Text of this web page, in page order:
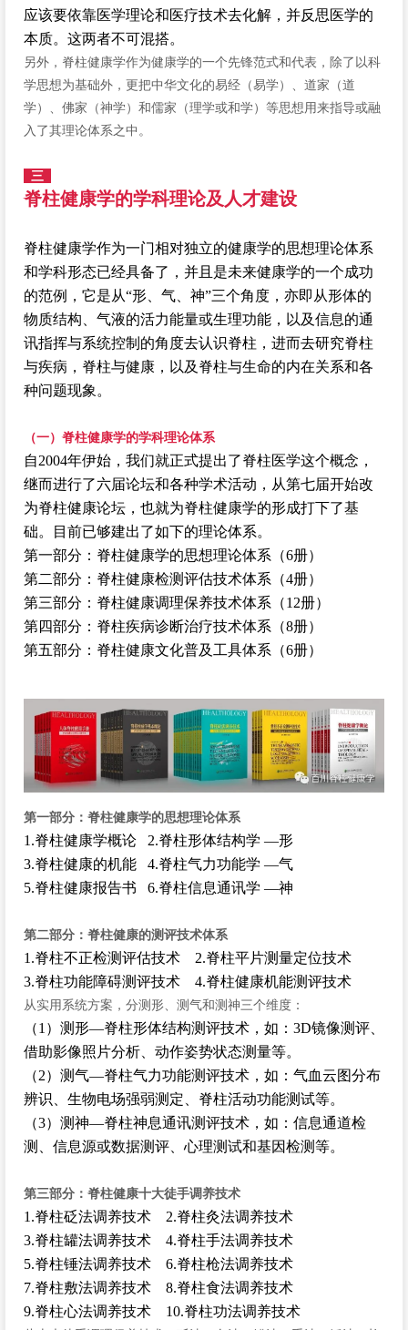
应该要依靠医学理论和医疗技术去化解，并反思医学的
本质。这两者不可混搭。
另外，脊柱健康学作为健康学的一个先锋范式和代表，除了以科
学思想为基础外，更把中华文化的易经（易学）、道家（道
学）、佛家（神学）和儒家（理学或和学）等思想用来指导或融
入了其理论体系之中。
三
脊柱健康学的学科理论及人才建设
脊柱健康学作为一门相对独立的健康学的思想理论体系
和学科形态已经具备了，并且是未来健康学的一个成功
的范例，它是从“形、气、神”三个角度，亦即从形体的
物质结构、气液的活力能量或生理功能，以及信息的通
讯指挥与系统控制的角度去认识脊柱，进而去研究脊柱
与疾病，脊柱与健康，以及脊柱与生命的内在关系和各
种问题现象。
（一）脊柱健康学的学科理论体系
自2004年伊始，我们就正式提出了脊柱医学这个概念，
继而进行了六届论坛和各种学术活动，从第七届开始改
为脊柱健康论坛，也就为脊柱健康学的形成打下了基
础。目前已够建出了如下的理论体系。
第一部分：脊柱健康学的思想理论体系（6册）
第二部分：脊柱健康检测评估技术体系（4册）
第三部分：脊柱健康调理保养技术体系（12册）
第四部分：脊柱疾病诊断治疗技术体系（8册）
第五部分：脊柱健康文化普及工具体系（6册）
第一部分：脊柱健康学的思想理论体系
1.脊柱健康学概论 2.脊柱形体结构学 —形
3.脊柱健康的机能 4.脊柱气力功能学 —气
5.脊柱健康报告书 6.脊柱信息通讯学 —神
第二部分：脊柱健康的测评技术体系
1.脊柱不正检测评估技术 2.脊柱平片测量定位技术
3.脊柱功能障碍测评技术 4.脊柱健康机能测评技术
从实用系统方案，分测形、测气和测神三个维度：
（1）测形—脊柱形体结构测评技术，如：3D镜像测评、
借助影像照片分析、动作姿势状态测量等。
（2）测气—脊柱气力功能测评技术，如：气血云图分布
辨识、生物电场强弱测定、脊柱活动功能测试等。
（3）测神—脊柱神息通讯测评技术，如：信息通道检
测、信息源或数据测评、心理测试和基因检测等。
第三部分：脊柱健康十大徒手调养技术
1.脊柱砭法调养技术 2.脊柱灸法调养技术
3.脊柱罐法调养技术 4.脊柱手法调养技术
5.脊柱锤法调养技术 6.脊柱枪法调养技术
7.脊柱敷法调养技术 8.脊柱食法调养技术
9.脊柱心法调养技术 10.脊柱功法调养技术